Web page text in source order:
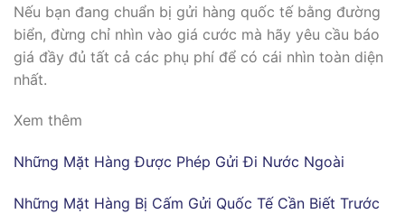
Nếu bạn đang chuẩn bị gửi hàng quốc tế bằng đường
biển, đừng chỉ nhìn vào giá cước mà hãy yêu cầu báo
giá đầy đủ tất cả các phụ phí để có cái nhìn toàn diện
nhất.
Xem thêm
Những Mặt Hàng Được Phép Gửi Đi Nước Ngoài
Những Mặt Hàng Bị Cấm Gửi Quốc Tế Cần Biết Trước